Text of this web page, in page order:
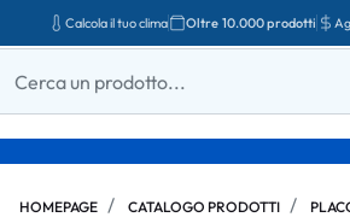
Calcola il tuo clima Oltre 10.000 prodotti
HOMEPAGE CATALOGO PRODOTTI